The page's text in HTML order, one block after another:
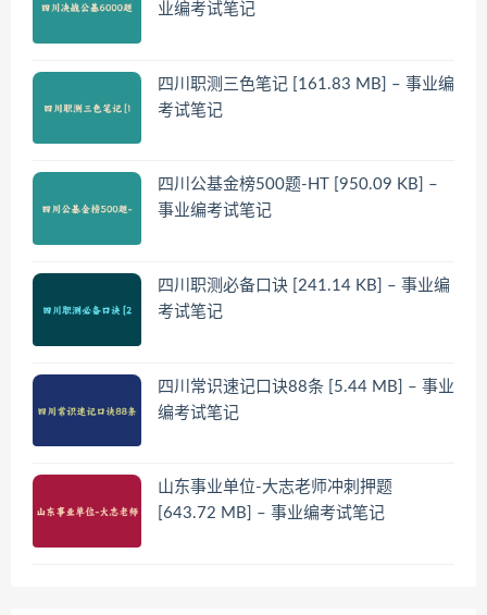
业编考试笔记
四川职测三色笔记 [161.83 MB] – 事业编
考试笔记
四川公基金榜500题-HT [950.09 KB] –
事业编考试笔记
四川职测必备口诀 [241.14 KB] – 事业编
考试笔记
四川常识速记口诀88条 [5.44 MB] – 事业
编考试笔记
山东事业单位-大志老师冲刺押题
[643.72 MB] – 事业编考试笔记